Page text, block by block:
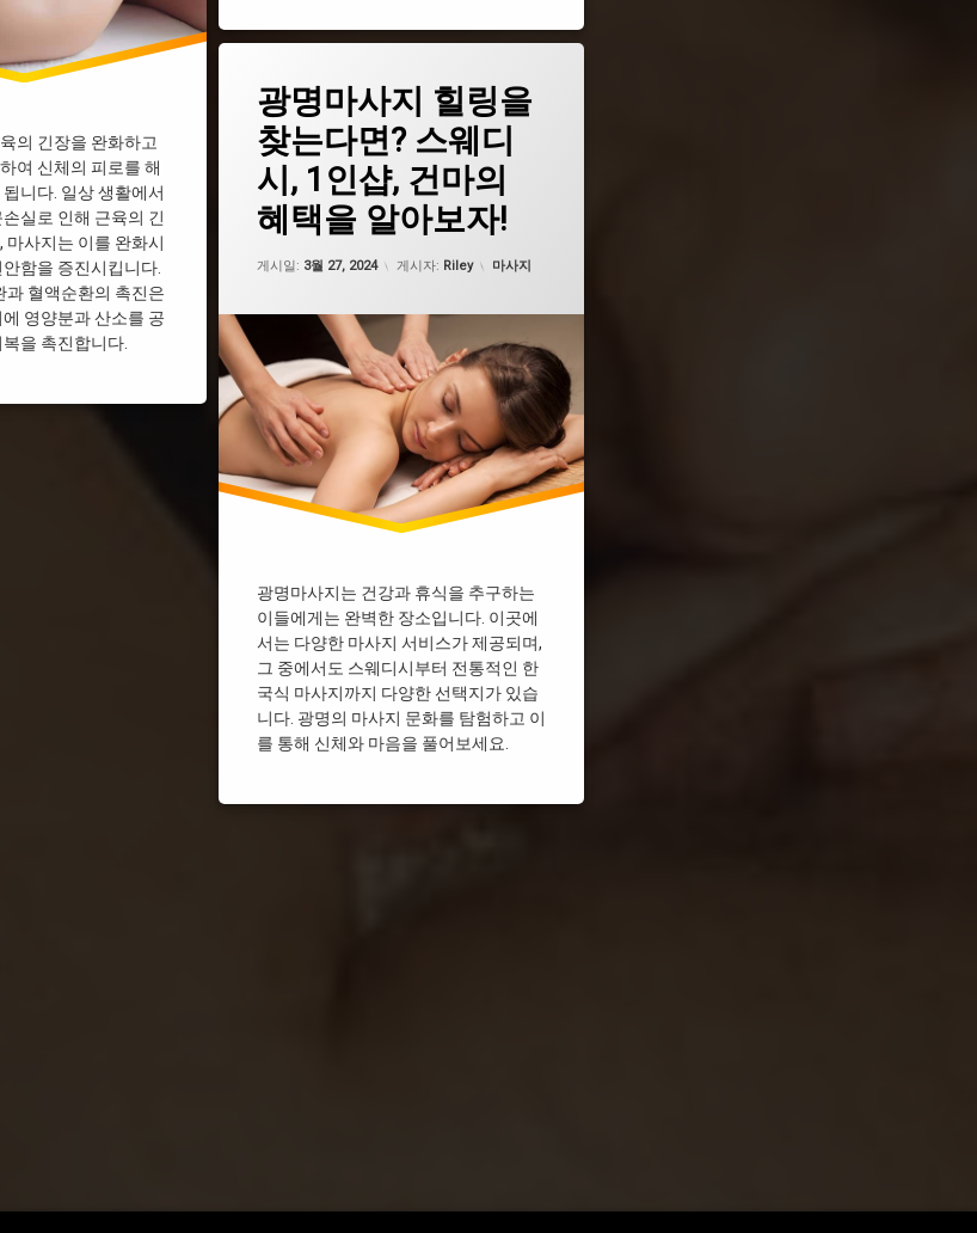
의 긴장을 완화하고
여 신체의 피로를 해
니다. 일상 생활에서
실로 인해 근육의 긴
사지는 이를 완화시
함을 증진시킵니다.
과 혈액순환의 촉진은
영양분과 산소를 공
을 촉진합니다.
광명마사지 힐링을
찾는다면? 스웨디
시, 1인샵, 건마의
혜택을 알아보자!
게시일: 3월 27, 2024
업데이트 날짜: 2월 19, 2025
게시자: Riley 카테고리:
마사지
광명마사지는 건강과 휴식을 추구하는
이들에게는 완벽한 장소입니다. 이곳에
서는 다양한 마사지 서비스가 제공되며,
그 중에서도 스웨디시부터 전통적인 한
국식 마사지까지 다양한 선택지가 있습
니다. 광명의 마사지 문화를 탐험하고 이
를 통해 신체와 마음을 풀어보세요.
광명1인샵
광명건마
광명마사지
광명스웨디시